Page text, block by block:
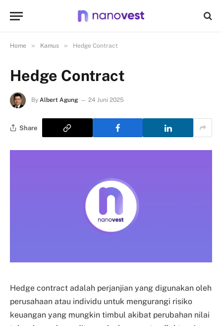
Home » Kamus » Hedge Contract
Hedge Contract
By Albert Agung 24 Juni 2025
Share
Hedge contract adalah perjanjian yang digunakan oleh
perusahaan atau individu untuk mengurangi risiko
keuangan yang mungkin timbul akibat perubahan nilai